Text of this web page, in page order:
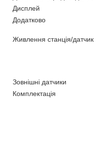
Дисплей
Додатково
Живлення станція/датчик
Зовнішні датчики
Комплектація